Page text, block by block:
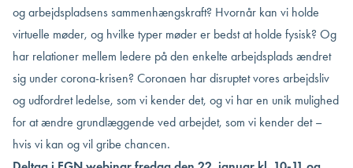
og arbejdspladsens sammenhængskraft? Hvornår kan vi holde
virtuelle møder, og hvilke typer møder er bedst at holde fysisk? Og
har relationer mellem ledere på den enkelte arbejdsplads ændret
sig under corona-krisen? Coronaen har disruptet vores arbejdsliv
og udfordret ledelse, som vi kender det, og vi har en unik mulighed
for at ændre grundlæggende ved arbejdet, som vi kender det –
hvis vi kan og vil gribe chancen.